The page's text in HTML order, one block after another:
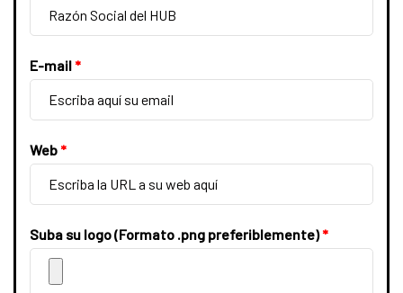
E-mail *
Web *
Suba su logo (Formato .png preferiblemente)*